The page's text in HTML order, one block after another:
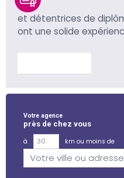
et détentrices de
ont une solide
Votre agence
près de chez vous
à
km ou moins de